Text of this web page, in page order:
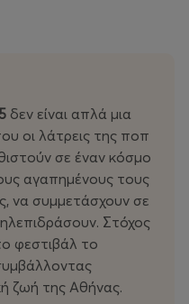
τους “Nimar”
animation & ομιλία
Κέντρο Σχεδίου και
εισηγητής Αντώνης
Workshop από τον
δεν είναι απλά μια
οι λάτρεις της ποπ
σε έναν κόσμο
αγαπημένους τους
να συμμετάσχουν σε
Στόχος
φεστιβάλ το
ζωή της Αθήνας.